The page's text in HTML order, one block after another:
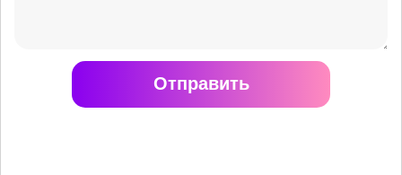
Отправить